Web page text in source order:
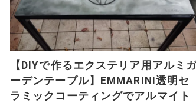
【DIYで作るエクステリア用アルミ
ーデンテーブル】EMMARINI透明セ
ラミックコーティングでアルマイト